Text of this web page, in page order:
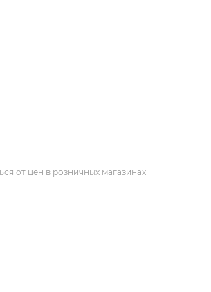
от цен в розничных магазинах